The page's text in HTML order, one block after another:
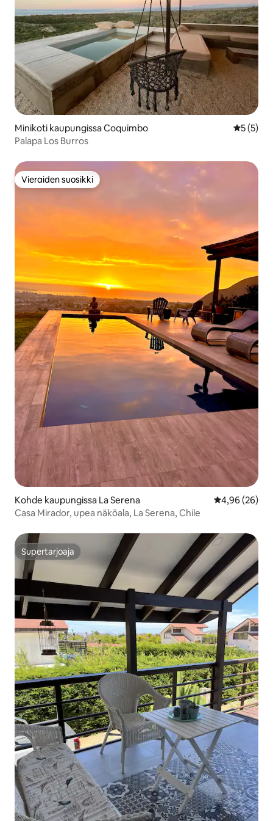
Minikoti kaupungissa Coquimbo
5 (5)
Palapa Los Burros
Vieraiden suosikki
Vieraiden suosikki
Kohde kaupungissa La Serena
4,96 (26)
Casa Mirador, upea näköala, La Serena, Chile
Supertarjoaja
Supertarjoaja